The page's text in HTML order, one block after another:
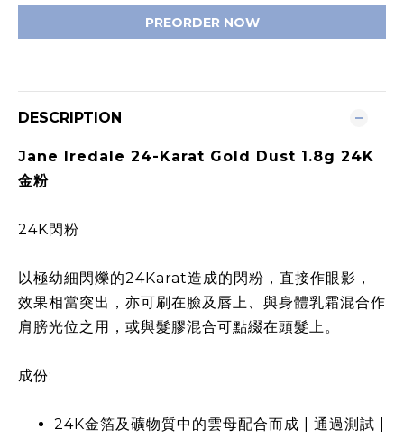
PREORDER NOW
DESCRIPTION
Jane Iredale 24-Karat Gold Dust 1.8g 24K
金粉
24K閃粉
以極幼細閃爍的24Karat造成的閃粉，直接作眼影，
效果相當突出，亦可刷在臉及唇上、與身體乳霜混合作
肩膀光位之用，或與髮膠混合可點綴在頭髮上。
成份:
24K金箔及礦物質中的雲母配合而成 | 通過測試 |